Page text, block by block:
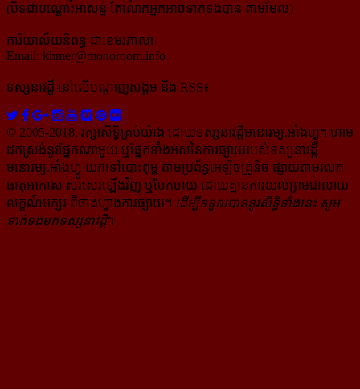
(បិទជាបណ្ដោះអាសន្ន តែលោកអ្នកអាចទាក់ទងបាន តាមមែល)
ការិយាល័យនិពន្ធ ជាខេមរភាសា
Email: khmer@monoroom.info
ទស្សនាវដ្ដី​ នៅលើបណ្ដាញសង្គម និង RSS៖
© 2005-2018, រក្សាសិទ្ធិគ្រប់យ៉ាង ដោយទស្សនាវដ្ដី​មនោរម្យ.អាំងហ្វូ។ ហាម​
ដក​ស្រង់​នូវ​ផ្នែក​ណា​មួយ​ ឬ​ផ្នែក​ទាំង​អស់​នៃ​ការ​ផ្សាយ​របស់​ទស្សនាវដ្ដី​​
មនោរម្យ.អាំងហ្វូ យក​ទៅ​​បោះពុម្ព តាម​ប្រព័ន្ធ​អេឡិច​ត្រូនិច ផ្សាយ​តាម​រលក​
ធាតុអាកាស សរសេរ​ឡើង​វិញ ឬ​ចែក​ចាយ​ ដោយ​គ្មាន​ការ​យល់ព្រមជា​លាយ​
លក្ខណ៍​អក្សរ​ ពី​ចាងហ្វាង​ការ​ផ្សាយ​។ ដើម្បី​ទទួល​បាននូវសិទ្ធិ​ទាំងនេះ សូម​
ទាក់​ទង​មក​ទស្សនាវដ្ដី។